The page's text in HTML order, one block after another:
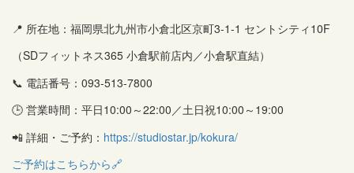
📍 所在地：福岡県北九州市小倉北区京町3-1-1 セントシティ10F
（SDフィットネス365 小倉駅前店内／小倉駅直結）
📞 電話番号：093-513-7800
🕒 営業時間：平日10:00～22:00／土日祝10:00～19:00
📲 詳細・ご予約： https://studiostar.jp/kokura/
ご予約はこちらから🔗